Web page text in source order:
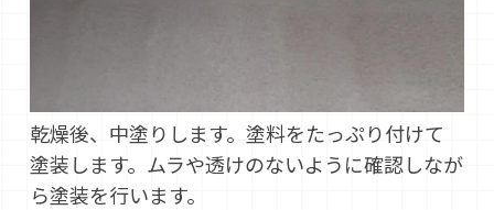
乾燥後、中塗りします。塗料をたっぷり付けて
塗装します。ムラや透けのないように確認しなが
ら塗装を行います。